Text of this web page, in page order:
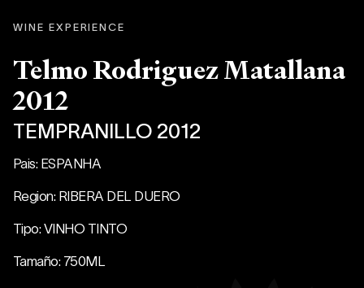
WINE EXPERIENCE
Telmo Rodriguez Matallana
2012
TEMPRANILLO 2012
Pais: ESPANHA
Region: RIBERA DEL DUERO
Tipo: VINHO TINTO
Tamaño: 750ML